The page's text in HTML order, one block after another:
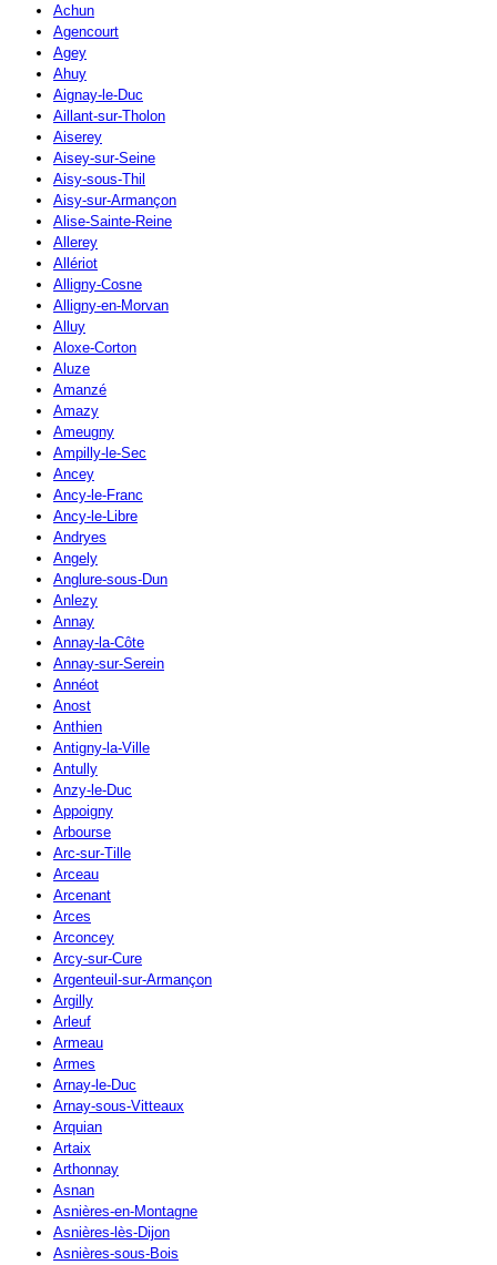
Achun
Agencourt
Agey
Ahuy
Aignay-le-Duc
Aillant-sur-Tholon
Aiserey
Aisey-sur-Seine
Aisy-sous-Thil
Aisy-sur-Armançon
Alise-Sainte-Reine
Allerey
Allériot
Alligny-Cosne
Alligny-en-Morvan
Alluy
Aloxe-Corton
Aluze
Amanzé
Amazy
Ameugny
Ampilly-le-Sec
Ancey
Ancy-le-Franc
Ancy-le-Libre
Andryes
Angely
Anglure-sous-Dun
Anlezy
Annay
Annay-la-Côte
Annay-sur-Serein
Annéot
Anost
Anthien
Antigny-la-Ville
Antully
Anzy-le-Duc
Appoigny
Arbourse
Arc-sur-Tille
Arceau
Arcenant
Arces
Arconcey
Arcy-sur-Cure
Argenteuil-sur-Armançon
Argilly
Arleuf
Armeau
Armes
Arnay-le-Duc
Arnay-sous-Vitteaux
Arquian
Artaix
Arthonnay
Asnan
Asnières-en-Montagne
Asnières-lès-Dijon
Asnières-sous-Bois